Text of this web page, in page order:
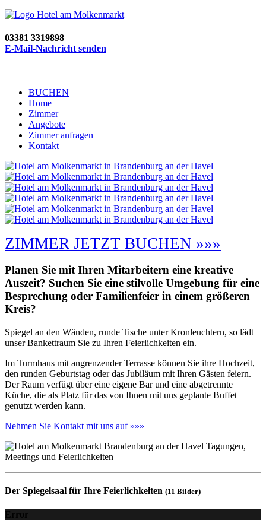
03381 3319898
E-Mail-Nachricht senden
BUCHEN
Home
Zimmer
Angebote
Zimmer anfragen
Kontakt
ZIMMER JETZT BUCHEN »»»
Planen Sie mit Ihren Mitarbeitern eine kreative
Auszeit? Suchen Sie eine stilvolle Umgebung für eine
Besprechung oder Familienfeier in einem größeren
Kreis?
Spiegel an den Wänden, runde Tische unter Kronleuchtern, so lädt
unser Bankettraum Sie zu Ihren Feierlichkeiten ein.
Im Turmhaus mit angrenzender Terrasse können Sie ihre Hochzeit,
den runden Geburtstag oder das Jubiläum mit Ihren Gästen feiern.
Der Raum verfügt über eine eigene Bar und eine abgetrennte
Küche, die als Platz für das von Ihnen mit uns geplante Buffet
genutzt werden kann.
Nehmen Sie Kontakt mit uns auf »»»
Der Spiegelsaal für Ihre Feierlichkeiten (11 Bilder)
Error